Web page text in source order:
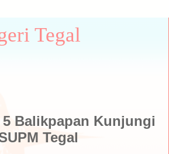
Tegal
5 Balikpapan Kunjungi
Tegal